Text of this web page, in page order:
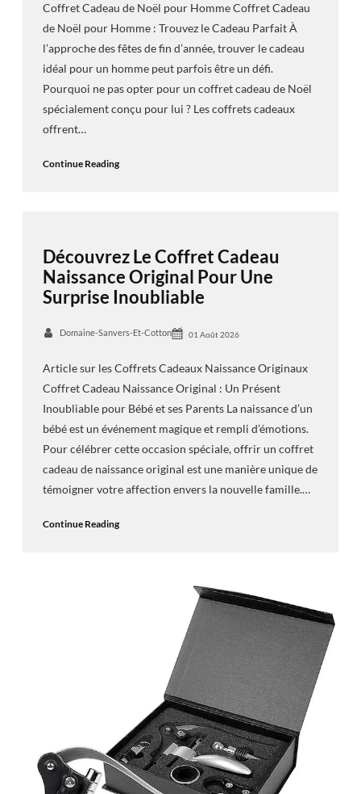
Coffret Cadeau de Noël pour Homme Coffret Cadeau
de Noël pour Homme : Trouvez le Cadeau Parfait À
l’approche des fêtes de fin d’année, trouver le cadeau
idéal pour un homme peut parfois être un défi.
Pourquoi ne pas opter pour un coffret cadeau de Noël
spécialement conçu pour lui ? Les coffrets cadeaux
offrent…
Continue Reading
Découvrez Le Coffret Cadeau
Naissance Original Pour Une
Surprise Inoubliable
Domaine-Sanvers-Et-Cotton 01 Août 2026
Article sur les Coffrets Cadeaux Naissance Originaux
Coffret Cadeau Naissance Original : Un Présent
Inoubliable pour Bébé et ses Parents La naissance d’un
bébé est un événement magique et rempli d’émotions.
Pour célébrer cette occasion spéciale, offrir un coffret
cadeau de naissance original est une manière unique de
témoigner votre affection envers la nouvelle famille.…
Continue Reading